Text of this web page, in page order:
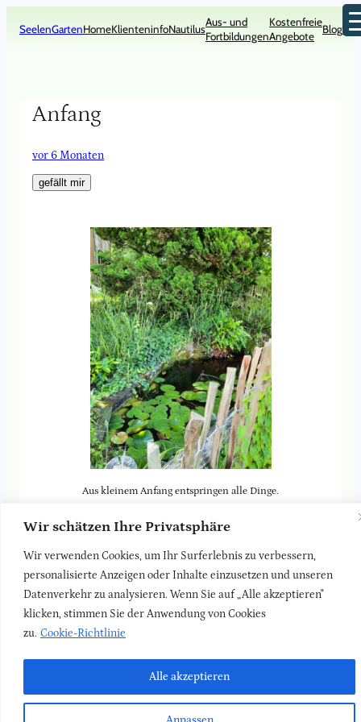
Wir schätzen Ihre Privatsphäre
Wir verwenden Cookies, um Ihr Surferlebnis zu verbessern,
personalisierte Anzeigen oder Inhalte einzusetzen und unseren
Datenverkehr zu analysieren. Wenn Sie auf „Alle akzeptieren"
klicken, stimmen Sie der Anwendung von Cookies
zu. Cookie-Richtlinie
Alle akzeptieren
Inhalt
SeelenGartenHomeKlienteninfoNautilus
Aus- und
Fortbildungen
Kostenfreie
Angebote
Blog
Anfang
vor 6 Monaten
gefällt mir
Aus kleinem Anfang entspringen alle Dinge.
Zurück zurBlog-Seite
Newsletter ImpressumDatenschutz